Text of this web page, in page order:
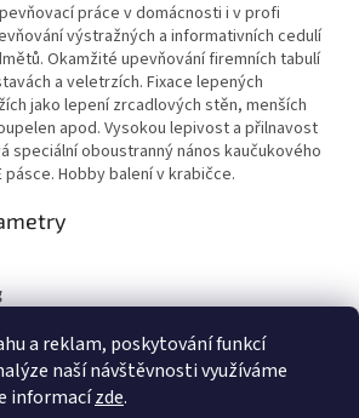
a reklam, poskytování funkcí
naší návštěvnosti využíváme
informacízde.
práce v domácnosti i v profi
výstražných a informativních cedulí
Okamžité upevňování firemních tabulí
a veletrzích. Fixace lepených
jako lepení zrcadlových stěn, menších
apod. Vysokou lepivost a přilnavost
speciální oboustranný nános kaučukového
pásce. Hobby balení v krabičce.